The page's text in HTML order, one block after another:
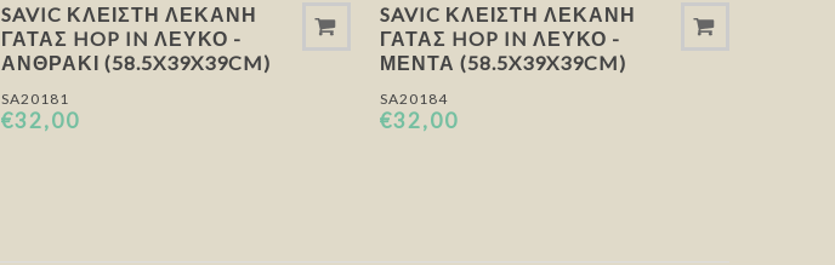
SAVIC ΚΛΕΙΣΤΉ ΛΕΚΆΝΗ
ΓΆΤΑΣ HOP IN ΛΕΥΚΌ -
ΑΝΘΡΑΚΊ (58.5X39X39CM)
SA20181
€32,00
SAVIC ΚΛΕΙΣΤΉ ΛΕΚΆΝΗ
ΓΆΤΑΣ HOP IN ΛΕΥΚΌ -
ΜΈΝΤΑ (58.5X39X39CM)
SA20184
€32,00